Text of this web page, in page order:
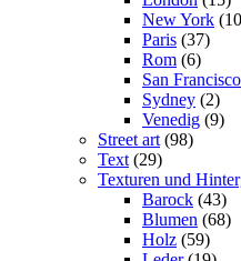
New York
Paris (37)
Rom (6)
San Francisco
Sydney (2)
Venedig (9)
Street art (98)
Text (29)
Texturen und
Barock (43)
Blumen (68)
Holz (59)